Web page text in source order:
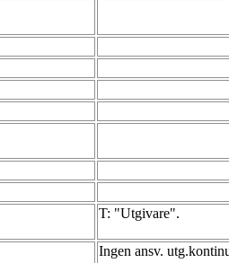
T: "Utgivare".
Ingen ansv.